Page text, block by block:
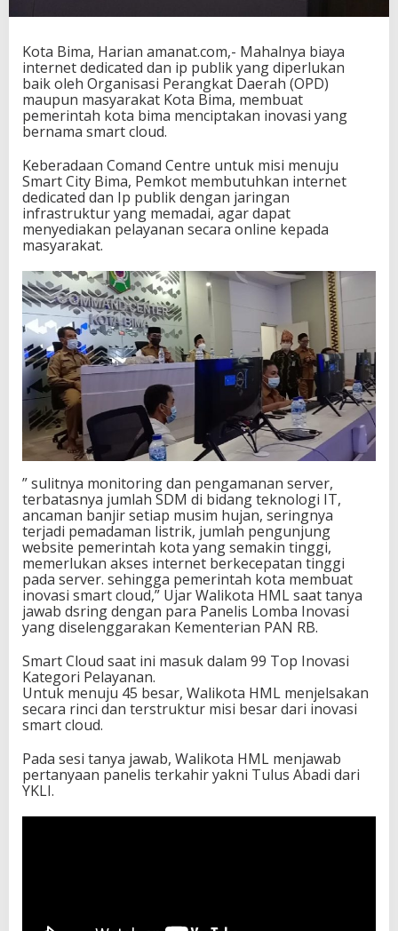
v
a
s
i
S
m
r
t
C
l
o
Kota Bima, Harian amanat.com,- Mahalnya biaya
internet dedicated dan ip publik yang diperlukan
baik oleh Organisasi Perangkat Daerah (OPD)
maupun masyarakat Kota Bima, membuat
pemerintah kota bima menciptakan inovasi yang
bernama smart cloud.
Keberadaan Comand Centre untuk misi menuju
Smart City Bima, Pemkot membutuhkan internet
dedicated dan Ip publik dengan jaringan
infrastruktur yang memadai, agar dapat
menyediakan pelayanan secara online kepada
masyarakat.
” sulitnya monitoring dan pengamanan server,
terbatasnya jumlah SDM di bidang teknologi IT,
ancaman banjir setiap musim hujan, seringnya
terjadi pemadaman listrik, jumlah pengunjung
website pemerintah kota yang semakin tinggi,
memerlukan akses internet berkecepatan tinggi
pada server. sehingga pemerintah kota membuat
inovasi smart cloud,” Ujar Walikota HML saat tanya
jawab dsring dengan para Panelis Lomba Inovasi
yang diselenggarakan Kementerian PAN RB.
Smart Cloud saat ini masuk dalam 99 Top Inovasi
Kategori Pelayanan.
Untuk menuju 45 besar, Walikota HML menjelsakan
secara rinci dan terstruktur misi besar dari inovasi
smart cloud.
Pada sesi tanya jawab, Walikota HML menjawab
pertanyaan panelis terkahir yakni Tulus Abadi dari
YKLI.